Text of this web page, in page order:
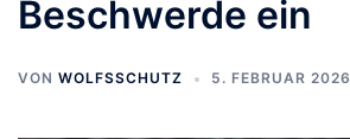
Beschwerde ein
VON WOLFSSCHUTZ 5. FEBRUAR 2026